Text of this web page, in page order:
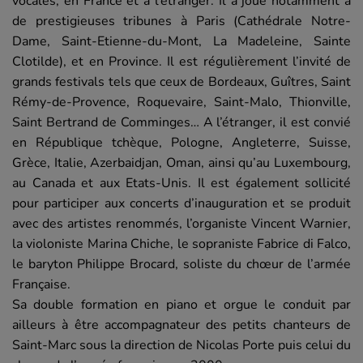
de prestigieuses tribunes à Paris (Cathédrale Notre-
Dame, Saint-Etienne-du-Mont, La Madeleine, Sainte
Clotilde), et en Province. Il est régulièrement l’invité de
grands festivals tels que ceux de Bordeaux, Guîtres, Saint
Rémy-de-Provence, Roquevaire, Saint-Malo, Thionville,
Saint Bertrand de Comminges… A l’étranger, il est convié
en République tchèque, Pologne, Angleterre, Suisse,
Grèce, Italie, Azerbaidjan, Oman, ainsi qu’au Luxembourg,
au Canada et aux Etats-Unis. Il est également sollicité
pour participer aux concerts d’inauguration et se produit
avec des artistes renommés, l’organiste Vincent Warnier,
la violoniste Marina Chiche, le sopraniste Fabrice di Falco,
le baryton Philippe Brocard, soliste du chœur de l’armée
Française.
Sa double formation en piano et orgue le conduit par
ailleurs à être accompagnateur des petits chanteurs de
Saint-Marc sous la direction de Nicolas Porte puis celui du